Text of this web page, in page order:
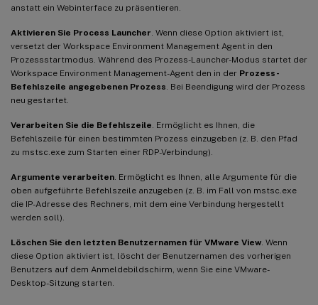
anstatt ein Webinterface zu präsentieren.
Aktivieren Sie Process Launcher . Wenn diese Option aktiviert ist,
versetzt der Workspace Environment Management Agent in den
Prozessstartmodus. Während des Prozess-Launcher-Modus startet der
Workspace Environment Management-Agent den in der Prozess-
Befehlszeile angegebenen Prozess . Bei Beendigung wird der Prozess
neu gestartet.
Verarbeiten Sie die Befehlszeile . Ermöglicht es Ihnen, die
Befehlszeile für einen bestimmten Prozess einzugeben (z. B. den Pfad
zu mstsc.exe zum Starten einer RDP-Verbindung).
Argumente verarbeiten . Ermöglicht es Ihnen, alle Argumente für die
oben aufgeführte Befehlszeile anzugeben (z. B. im Fall von mstsc.exe
die IP-Adresse des Rechners, mit dem eine Verbindung hergestellt
werden soll).
Löschen Sie den letzten Benutzernamen für VMware View . Wenn
diese Option aktiviert ist, löscht der Benutzernamen des vorherigen
Benutzers auf dem Anmeldebildschirm, wenn Sie eine VMware-
Desktop-Sitzung starten.